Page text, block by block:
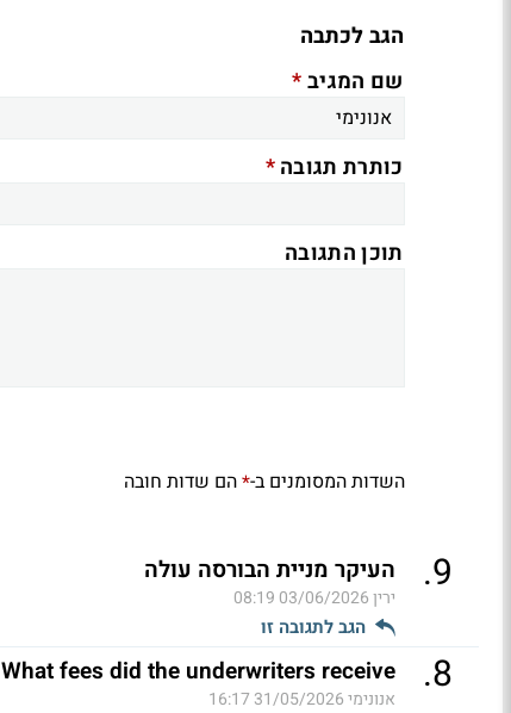
הגב לכתבה
שם המגיב*
כותרת תגובה*
תוכן התגובה
השדות המסומנים ב-*הם שדות חובה
9
. העיקר מניית הבורסה עולה
ירין03/06/2026 08:19
הגב לתגובה זו
8
.
What fees did the underwriters receive
אנונימי31/05/2026 16:17